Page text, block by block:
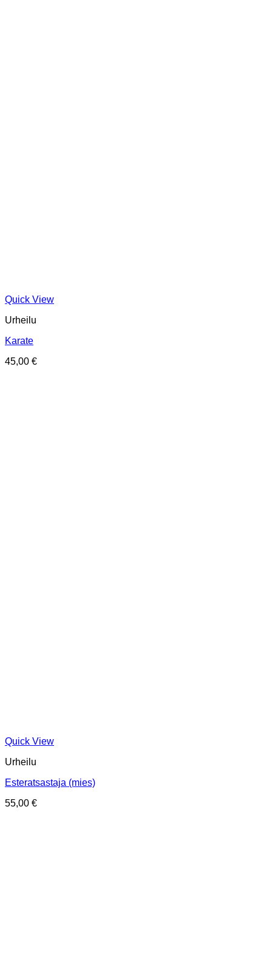
Quick View
Urheilu
Karate
45,00 €
Quick View
Urheilu
Esteratsastaja (mies)
55,00 €